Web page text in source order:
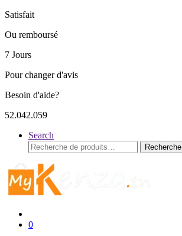
Satisfait
Ou remboursé
7 Jours
Pour changer d'avis
Besoin d'aide?
52.042.059
Search
Recherche
pour :
Recherche
0